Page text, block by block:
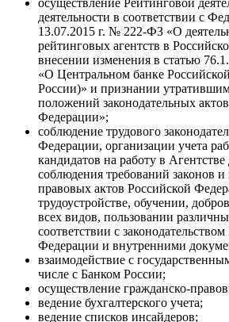
деятельности в соответствии с
13.07.2015 г. № 222-ФЗ «О
рейтинговых агентств в
внесении изменения в статью
«О Центральном банке
России)» и признании
положений законодательных
Федерации»;
соблюдение трудового
Федерации, организации учета
кандидатов на работу в Агентстве
соблюдения требований законов
правовых актов Российской
трудоустройстве, обучении,
всех видов, пользовании
соответствии с
Федерации и внутренними
взаимодействие с
числе с Банком России;
осуществление гражданско-
ведение бухгалтерского учета;
ведение списков инсайдеров;